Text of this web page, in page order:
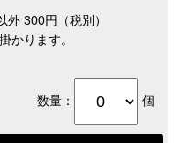
300円（税別）
かります。
数量： 個